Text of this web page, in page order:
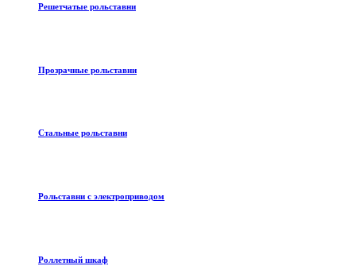
Решетчатые рольставни
Прозрачные рольставни
Стальные рольставни
Рольставни с электроприводом
Роллетный шкаф